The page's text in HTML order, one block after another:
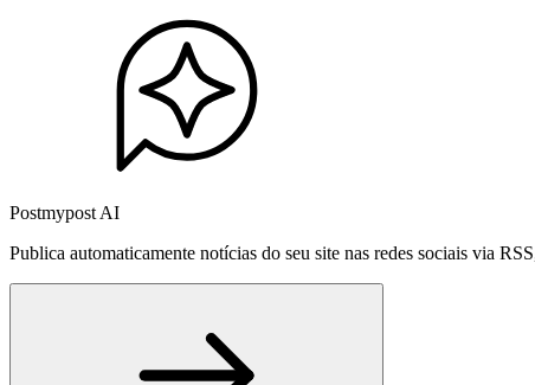
Postmypost AI
Publica automaticamente notícias do seu site nas redes sociais via